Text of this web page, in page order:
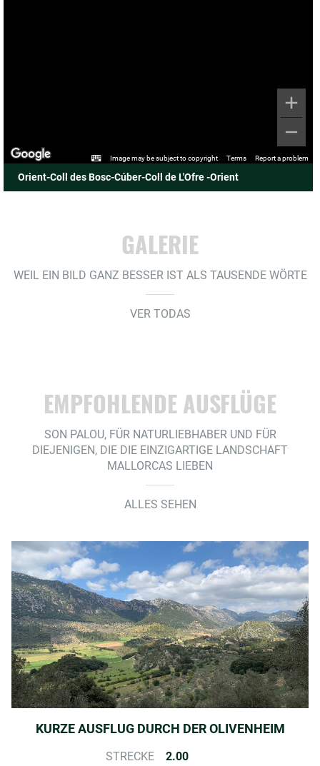
Image may be subject to copyright Terms Report a problem
Orient-Coll des Bosc-Cúber-Coll de L'Ofre -Orient
GALERIE
WEIL EIN BILD GANZ BESSER IST ALS TAUSENDE WÖRTE
VER TODAS
EMPFOHLENDE AUSFLÜGE
SON PALOU, FÜR NATURLIEBHABER UND FÜR
DIEJENIGEN, DIE DIE EINZIGARTIGE LANDSCHAFT
MALLORCAS LIEBEN
ALLES SEHEN
KURZE AUSFLUG DURCH DER OLIVENHEIM
STRECKE
2.00